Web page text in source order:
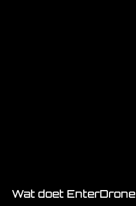
Wat doet EnterDrone